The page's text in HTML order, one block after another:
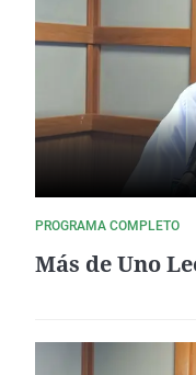
PROGRAMA COMPLETO
Más de Uno